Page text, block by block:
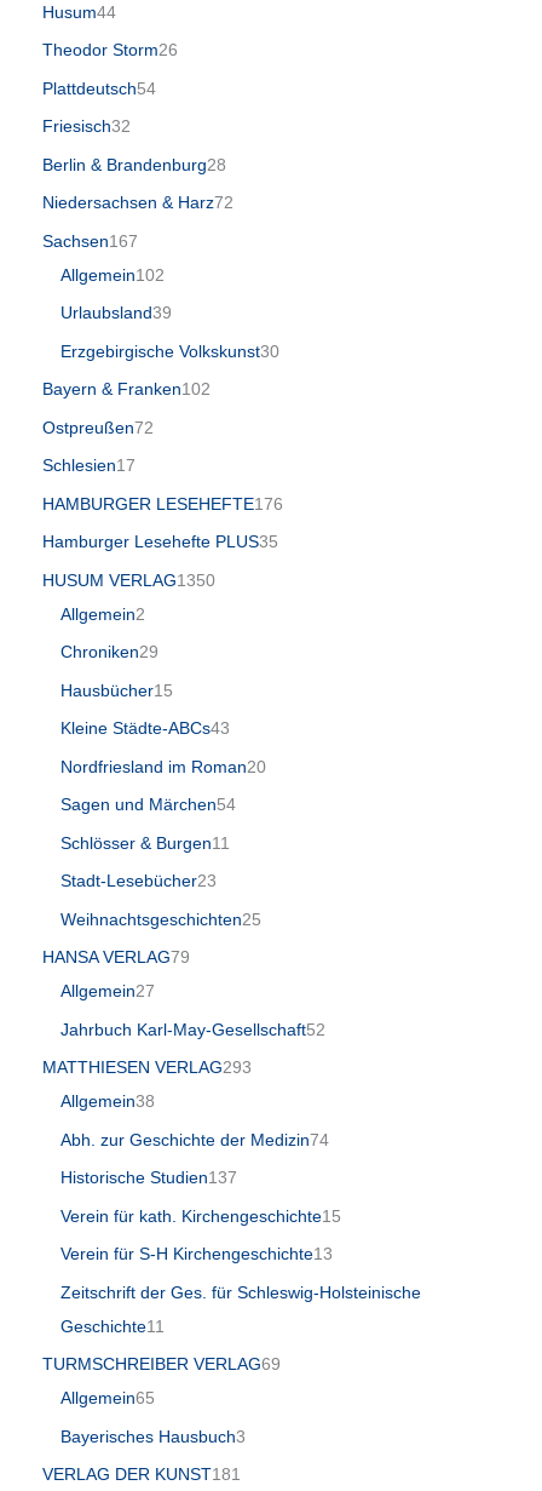
Husum44
Theodor Storm26
Plattdeutsch54
Friesisch32
Berlin & Brandenburg28
Niedersachsen & Harz72
Sachsen167
Allgemein102
Urlaubsland39
Erzgebirgische Volkskunst30
Bayern & Franken102
Ostpreußen72
Schlesien17
HAMBURGER LESEHEFTE176
Hamburger Lesehefte PLUS35
HUSUM VERLAG1350
Allgemein2
Chroniken29
Hausbücher15
Kleine Städte-ABCs43
Nordfriesland im Roman20
Sagen und Märchen54
Schlösser & Burgen11
Stadt-Lesebücher23
Weihnachtsgeschichten25
HANSA VERLAG79
Allgemein27
Jahrbuch Karl-May-Gesellschaft52
MATTHIESEN VERLAG293
Allgemein38
Abh. zur Geschichte der Medizin74
Historische Studien137
Verein für kath. Kirchengeschichte15
Verein für S-H Kirchengeschichte13
Zeitschrift der Ges. für Schleswig-Holsteinische
Geschichte11
TURMSCHREIBER VERLAG69
Allgemein65
Bayerisches Hausbuch3
VERLAG DER KUNST181